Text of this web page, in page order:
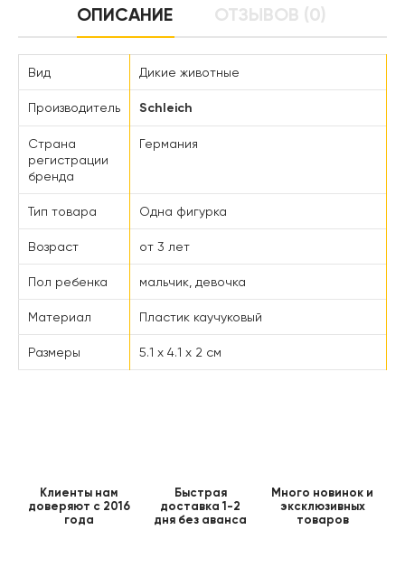
ОПИСАНИЕ ОТЗЫВОВ (0)
Вид Дикие животные
Производитель Schleich
Страна
регистрации
бренда
Германия
Тип товара Одна фигурка
Возраст от 3 лет
Пол ребенка мальчик, девочка
Материал Пластик каучуковый
Размеры 5.1 x 4.1 x 2 см
Клиенты нам
доверяют с 2016
года
Быстрая
доставка 1-2
дня без аванса
Много новинок и
эксклюзивных
товаров